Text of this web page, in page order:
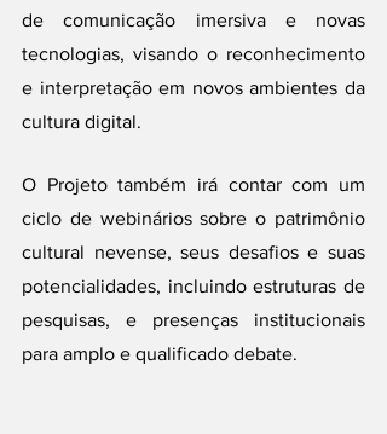
de comunicação imersiva e novas
tecnologias, visando o reconhecimento
e interpretação em novos ambientes da
cultura digital.
O Projeto também irá contar com um
ciclo de webinários sobre o patrimônio
cultural nevense, seus desafios e suas
potencialidades, incluindo estruturas de
pesquisas, e presenças institucionais
para amplo e qualificado debate.